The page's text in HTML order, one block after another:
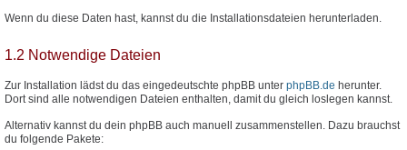
Wenn du diese Daten hast, kannst du die Installationsdateien herunterladen.
1.2 Notwendige Dateien
Zur Installation lädst du das eingedeutschte phpBB unter phpBB.de herunter.
Dort sind alle notwendigen Dateien enthalten, damit du gleich loslegen kannst.
Alternativ kannst du dein phpBB auch manuell zusammenstellen. Dazu brauchst
du folgende Pakete: